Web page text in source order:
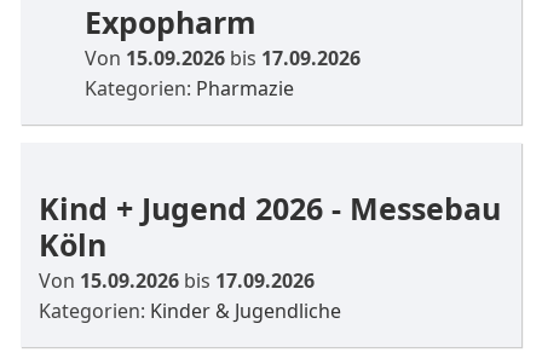
Expopharm
Von 15.09.2026 bis 17.09.2026
Kategorien: Pharmazie
Kind + Jugend 2026 - Messebau
Köln
Von 15.09.2026 bis 17.09.2026
Kategorien: Kinder & Jugendliche